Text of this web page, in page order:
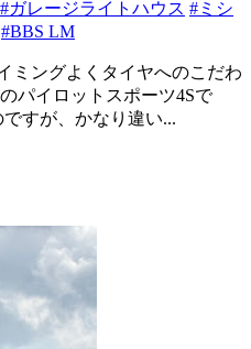
#ガレージライトハウス #ミシ
#BBS LM
ミングよくタイヤへのこだわ
パイロットスポーツ4Sで
すが、かなり違い...